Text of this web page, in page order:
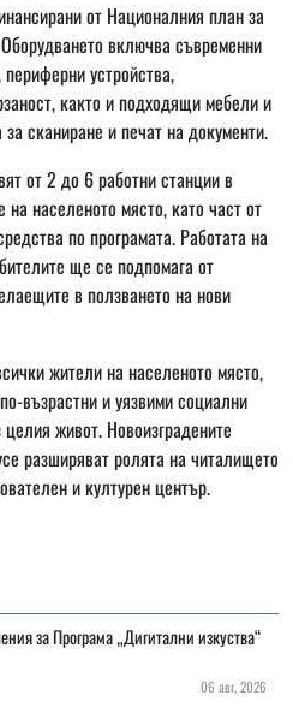
от Националния план за
включва съвременни
устройства,
както и подходящи мебели и
сканиране и печат на документи.
от 2 до 6 работни станции в
населеното място, като част от
по програмата. Работата на
ще се подпомага от
в ползването на нови
жители на населеното място,
възрастни и уязвими социални
живот. Новоизградените
разширяват ролята на читалището
и културен център.
за Програма „Дигитални изкуства“
06 авг, 2026